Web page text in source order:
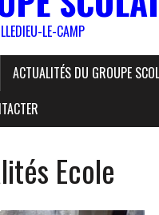
LE-CAMP
ACTUALITÉS DU GROUPE
Ecole